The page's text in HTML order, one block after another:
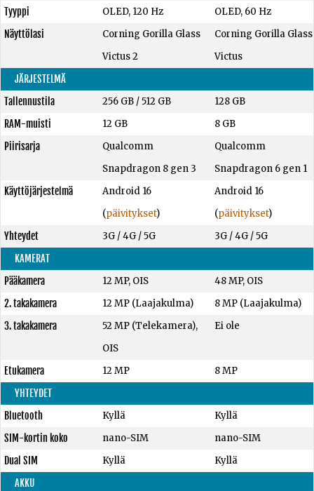
Tyyppi
OLED, 120 Hz
OLED, 60 Hz
Näyttölasi
Corning Gorilla Glass
Victus 2
Corning Gorilla Glass
Victus
JÄRJESTELMÄ
Tallennustila
256 GB/512 GB
128 GB
RAM-muisti
12 GB
8 GB
Piirisarja
Qualcomm
Snapdragon 8 gen 3
Qualcomm
Snapdragon 6 gen 1
Käyttöjärjestelmä
Android 16
(päivitykset)
Android 16
(päivitykset)
Yhteydet
3G / 4G / 5G
3G / 4G / 5G
KAMERAT
Pääkamera
12 MP, OIS
48 MP, OIS
2. takakamera
12 MP (Laajakulma)
8 MP (Laajakulma)
3. takakamera
52 MP (Telekamera),
OIS
Ei ole
Etukamera 12 MP
8 MP
YHTEYDET
Bluetooth
Kyllä
Kyllä
SIM-kortin koko
nano-SIM
nano-SIM
Dual SIM
Kyllä
Kyllä
AKKU